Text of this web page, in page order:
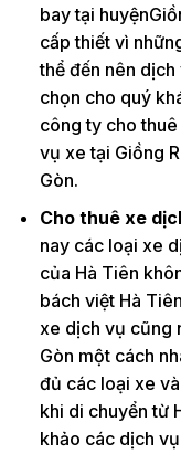
bay tại
cấp thiết vì
thể đến nên
chọn cho quý
công ty cho
vụ xe tại Giồng
Gòn.
Cho thuê xe
nay các loại xe
của Hà Tiên
bách việt Hà
xe dịch vụ cũng
Gòn một cách
đủ các loại xe
khi di chuyển từ
khảo các dịch